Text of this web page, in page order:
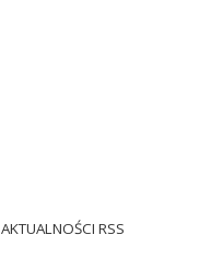
AKTUALNOŚCI RSS